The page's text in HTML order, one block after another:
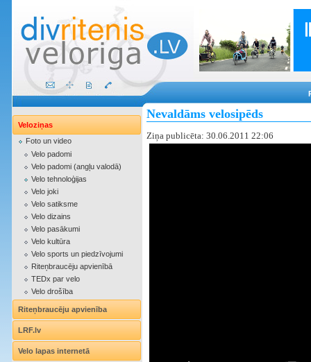
Veloziņas
Foto un video
Velo padomi
Velo padomi (angļu valodā)
Velo tehnoloģijas
Velo joki
Velo satiksme
Velo dizains
Velo pasākumi
Velo kultūra
Velo sports un piedzīvojumi
Riteņbraucēju apvienībā
TEDx par velo
Velo drošība
Riteņbraucēju apvienība
LRF.lv
Velo lapas internetā
Nevaldāms velosipēds
Ziņa publicēta: 30.06.2011 22:06